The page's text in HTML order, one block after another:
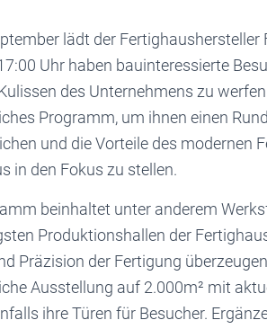
lädt der
Uhr haben bauinteressierte
des Unternehmens zu
Programm, um ihnen einen
und die Vorteile des modernen
in den Fokus zu stellen.
beinhaltet unter anderem
Produktionshallen der
Präzision der Fertigung
Ausstellung auf 2.000m² mit
ihre Türen für Besucher.